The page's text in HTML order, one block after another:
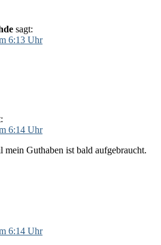
sagt:
6:13 Uhr
6:14 Uhr
mein Guthaben ist bald aufgebraucht.
6:14 Uhr